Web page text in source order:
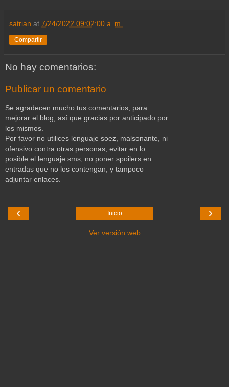
satrian at 7/24/2022 09:02:00 a. m.
Compartir
No hay comentarios:
Publicar un comentario
Se agradecen mucho tus comentarios, para
mejorar el blog, así que gracias por anticipado por
los mismos.
Por favor no utilices lenguaje soez, malsonante, ni
ofensivo contra otras personas, evitar en lo
posible el lenguaje sms, no poner spoilers en
entradas que no los contengan, y tampoco
adjuntar enlaces.
‹ ›
Inicio
Ver versión web